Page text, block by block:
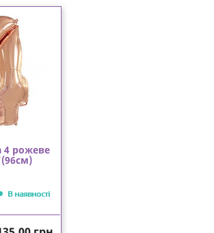
4 рожеве
В наявності